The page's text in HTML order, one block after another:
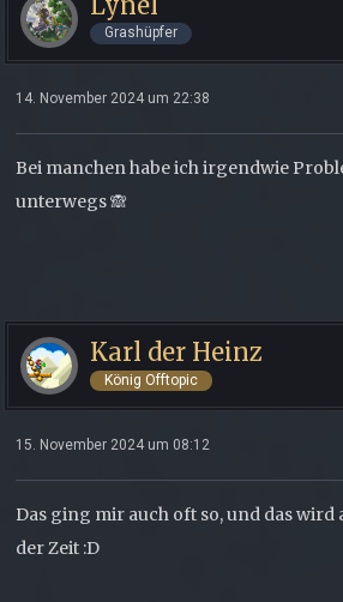
Grashüpfer
14. November 2024 um 22:38
Bei manchen habe ich irgendwie
unterwegs 🙈
Karl der Heinz
König Offtopic
15. November 2024 um 08:12
Das ging mir auch oft so, und das
der Zeit :D